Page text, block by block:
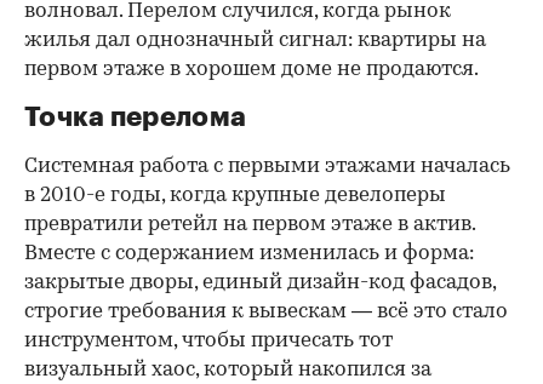
волновал. Перелом случился, когда рынок
жилья дал однозначный сигнал: квартиры на
первом этаже в хорошем доме не продаются.
Точка перелома
Системная работа с первыми этажами началась
в 2010-е годы, когда крупные девелоперы
превратили ретейл на первом этаже в актив.
Вместе с содержанием изменилась и форма:
закрытые дворы, единый дизайн-код фасадов,
строгие требования к вывескам — всё это стало
инструментом, чтобы причесать тот
визуальный хаос, который накопился за